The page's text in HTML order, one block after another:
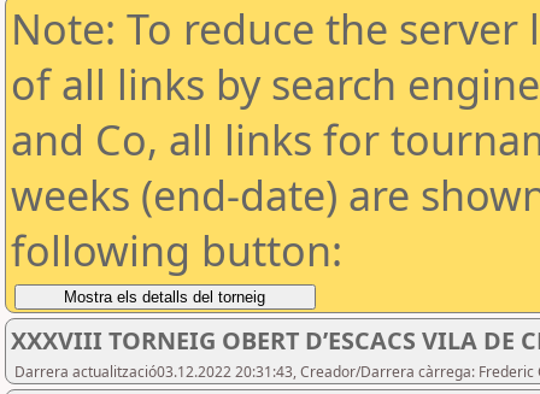
Note: To reduce the
of all links by search
and Co, all links for
weeks (end-date) are
following button:
XXXVIII TORNEIG OBERT D’ESCACS VILA DE
Darrera actualització03.12.2022 20:31:43, Creador/Darrera càrrega: